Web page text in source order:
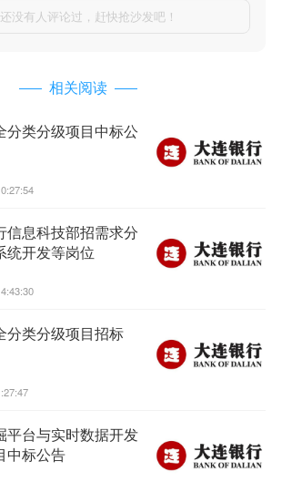
还没有人评论过，赶快抢沙发吧！
相关阅读
分类分级项目中标公
信息科技部招需求分
统开发等岗位
分类分级项目招标
平台与实时数据开发
中标公告